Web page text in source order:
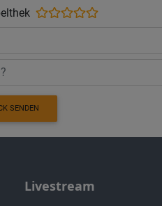
SENDEN
Livestream